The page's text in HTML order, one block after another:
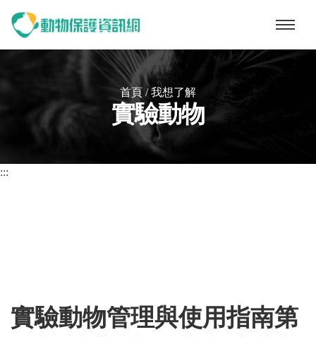
動物保護資訊網
首頁 / 我想了解
實驗動物
:::
實驗動物管理與使用指南第